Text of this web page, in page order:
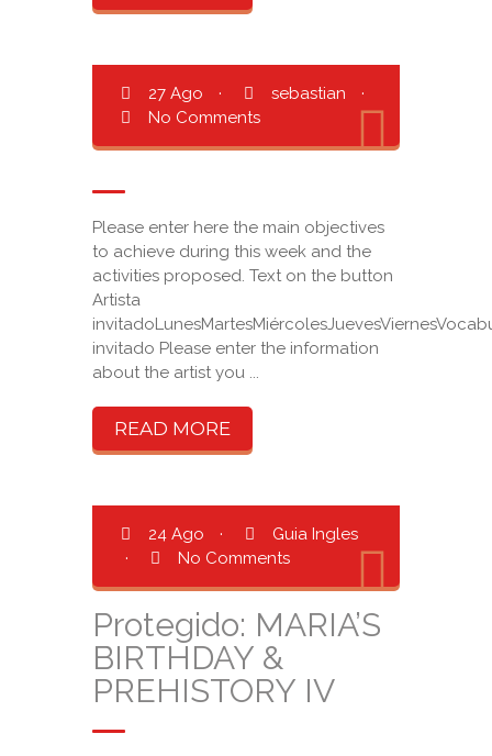
27 Ago · sebastian
·
No Comments
Please enter here the main objectives
to achieve during this week and the
activities proposed. Text on the button
Artista
invitado Please enter the information
about the artist you ...
READ MORE
24 Ago ·
Guia Ingles
·
No Comments
Protegido: MARIA’S
BIRTHDAY &
PREHISTORY IV